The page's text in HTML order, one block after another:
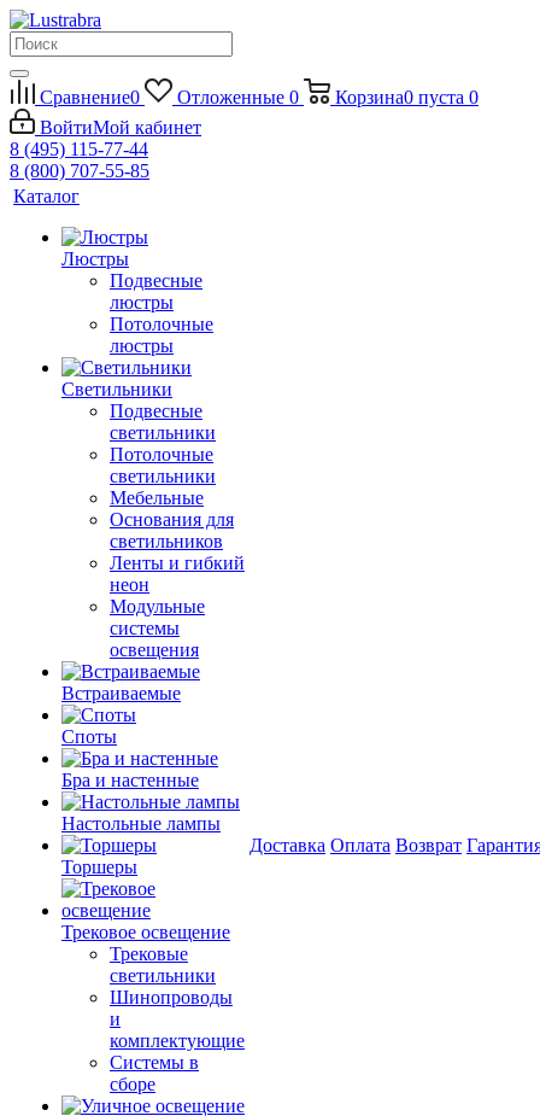
Сравнение0 Отложенные 0 Корзина0 пуста 0
ВойтиМой кабинет
8 (495) 115-77-44
8 (800) 707-55-85
Каталог
Люстры
Подвесные
люстры
Потолочные
люстры
Светильники
Подвесные
светильники
Потолочные
светильники
Мебельные
Основания для
светильников
Ленты и гибкий
неон
Модульные
системы
освещения
Встраиваемые
Споты
Бра и настенные
Настольные лампы
Торшеры
Трековое освещение
Трековые
светильники
Шинопроводы
и
комплектующие
Системы в
сборе
Доставка Оплата Возврат